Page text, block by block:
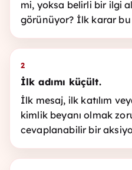
mi, yoksa belirli bir ilgi
görünüyor? İlk karar bu
2
İlk adımı küçült.
İlk mesaj, ilk katılım
kimlik beyanı olmak
cevaplanabilir bir